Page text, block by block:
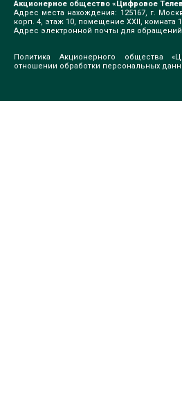
Акционерное общество «Цифровое
Адрес места нахождения: 125167, г.
корп. 4, этаж 10, помещение XXII, комната
Адрес электронной почты для
Политика Акционерного общества
отношении обработки персональных